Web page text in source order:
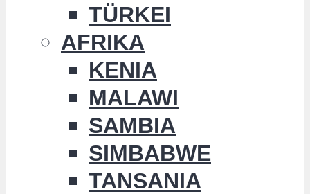
TÜRKEI
AFRIKA
KENIA
MALAWI
SAMBIA
SIMBABWE
TANSANIA